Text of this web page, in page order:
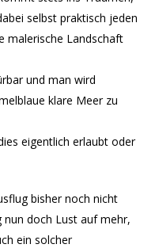
selbst praktisch jeden
malerische Landschaft
und man wird
klare Meer zu
eigentlich erlaubt oder
bisher noch nicht
doch Lust auf mehr,
ein solcher